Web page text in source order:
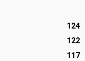
124
122
117